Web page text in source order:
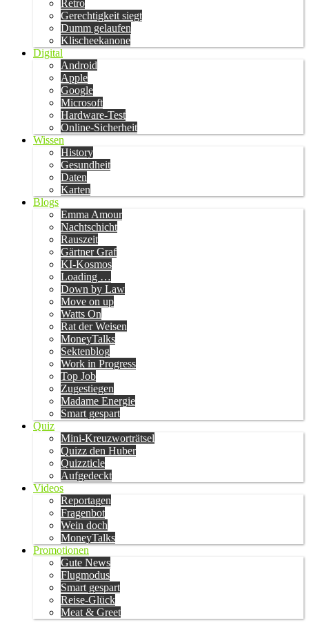
Retro
Gerechtigkeit siegt
Dumm gelaufen
Klischeekanone
Digital
Android
Apple
Google
Microsoft
Hardware-Test
Online-Sicherheit
Wissen
History
Gesundheit
Daten
Karten
Blogs
Emma Amour
Nachtschicht
Rauszeit
Gärtner Graf
KI-Kosmos
Loading …
Down by Law
Move on up
Watts On
Rat der Weisen
MoneyTalks
Sektenblog
Work in Progress
Top Job
Zugestiegen
Madame Energie
Smart gespart
Quiz
Mini-Kreuzworträtsel
Quizz den Huber
Quizzticle
Aufgedeckt
Videos
Reportagen
Fragenbot
Wein doch
MoneyTalks
Promotionen
Gute News
Flugmodus
Smart gespart
Reise-Glück
Meat & Greet